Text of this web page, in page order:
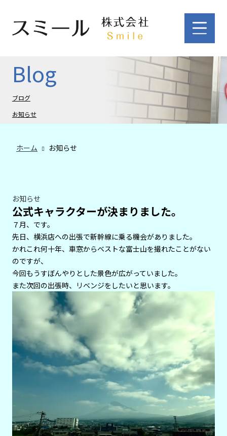
Blog
ブログ
お知らせ
ホーム お知らせ
お知らせ
公式キャラクターが決まりました。
７月、です。
先日、横浜店への出張で新幹線に乗る機会がありました。
かれこれ何十年、車窓からベストな富士山を撮れたことがない
のですが、
今回もうすぼんやりとした景色が広がっていました。
また次回の出張時、リベンジをしたいと思います。